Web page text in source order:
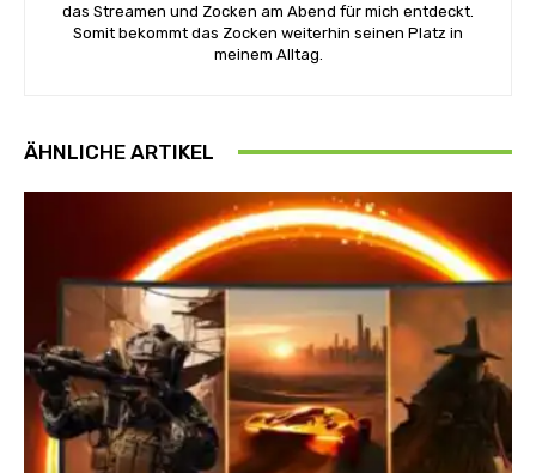
das Streamen und Zocken am Abend für mich entdeckt.
Somit bekommt das Zocken weiterhin seinen Platz in
meinem Alltag.
ÄHNLICHE ARTIKEL